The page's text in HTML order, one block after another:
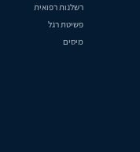
רשלנות רפואית
פשיטת רגל
מיסים